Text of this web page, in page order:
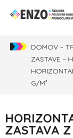
DOMOV –
ZASTAVE –
G/M²
ZASTAVA